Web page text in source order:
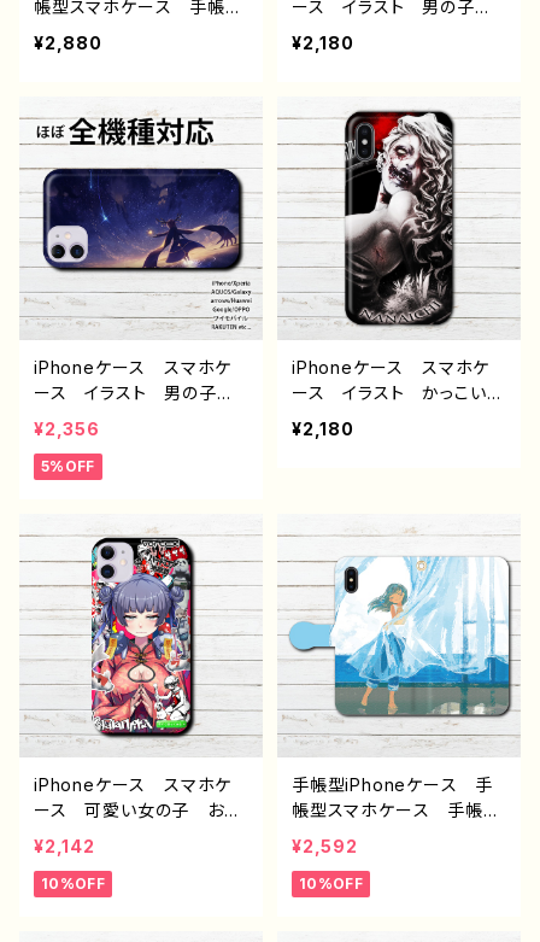
ぶ 作：みふる
帳型スマホケース 手帳
型 全機種対応 おしゃ
れ 和風 タイトル：「いと
¥2,880
ース イラスト 男の子
イケメン ショタ 少年 メ
ンズ かわいい かっこい
one15/14/13/12/11 AQU
OS sense 4 5 6 Xperia
Googlepixel Android
アンドロイド ケース
個性的 おすすめ 黒髪
人気 イラストレーター
クリエイター 絵師 オリ
ジナル デザイン グッ
ズ タイトル：風邪引きサッ
カー部 作：風邪早僕（ぼ
く）
¥2,180
iPhoneケース スマホケ
ース イラスト 男の子
少年 かっこいい イケメ
ン おしゃれ 個性的 エ
モい 風景 綺麗 美し
a Googlepixel Galaxy
Android アンドロイ
ド ケース おすすめ 人
気 イラストレーター クリ
エイター 絵師 オリジナ
ル デザイン グッズ タイ
トル：「旅人を導く星の道」
作： 星灯れぬ F-5
¥2,356
5%OFF
iPhoneケース スマホケ
ース イラスト かっこいい
女子 おしゃれ エモい
病み メンヘラ ヤンデ
アンドロイド ケース 個
性的 おすすめ ピアス
白髪 ゾンビ 人気 イラ
ストレーター クリエイタ
ー 絵師 オリジナル デ
ザイン グッズ タイトル：
エフゲニー 作：NANAICHI
（ナナイチ）
¥2,180
iPhoneケース スマホケ
ース 可愛い女の子 おし
ゃれ服 かっこいい女子
イラスト 病みかわいい
メンヘラ ヤンデレ エモ
¥2,142
10%OFF
手帳型iPhoneケース 手
帳型スマホケース 手帳
型 全機種対応 イラス
ト 可愛い女の子 おしゃ
れ服 エモい 風景 綺
¥2,592
10%OFF